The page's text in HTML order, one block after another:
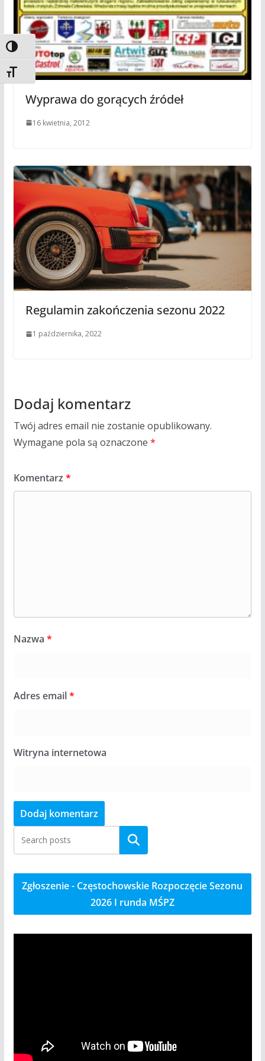
Toggle High Contrast
Toggle Font size
Wyprawa do gorących źródeł
16 kwietnia, 2012
Regulamin zakończenia sezonu 2022
1 października, 2022
Dodaj komentarz
Twój adres email nie zostanie opublikowany.
Wymagane pola są oznaczone *
Komentarz *
Nazwa *
Adres email*
Witryna internetowa
Szukaj
Zgłoszenie - Częstochowskie Rozpoczęcie Sezonu
2026 I runda MŚPZ